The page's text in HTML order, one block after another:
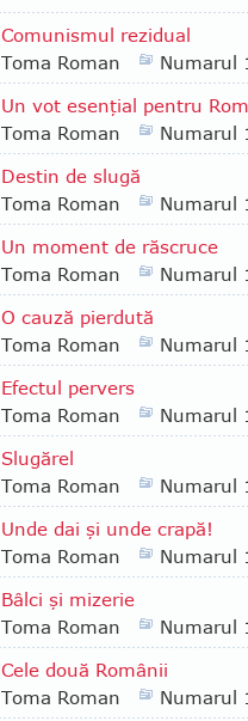
Comunismul rezidual
Toma Roman
Numarul
Un vot esenţial pentru
Toma Roman
Numarul
Destin de slugă
Toma Roman
Numarul
Un moment de răscruce
Toma Roman
Numarul
O cauză pierdută
Toma Roman
Numarul
Efectul pervers
Toma Roman
Numarul
Slugărel
Toma Roman
Numarul
Unde dai şi unde crapă!
Toma Roman
Numarul
Bâlci şi mizerie
Toma Roman
Numarul
Cele două Românii
Toma Roman
Numarul